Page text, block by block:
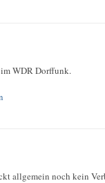
im WDR Dorffunk.
allgemein noch kein